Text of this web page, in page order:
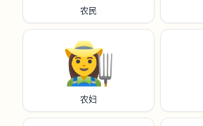
农民
👩‍🌾
农妇